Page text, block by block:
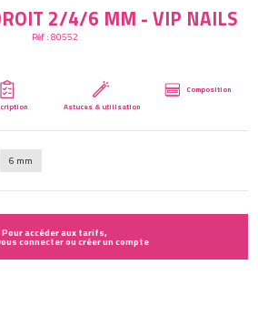
2/4/6 MM - VIP NAILS
Réf :80552
Astuces & utilisation
Composition
6 mm
Pour accéder aux tarifs,
connecter ou créer un compte